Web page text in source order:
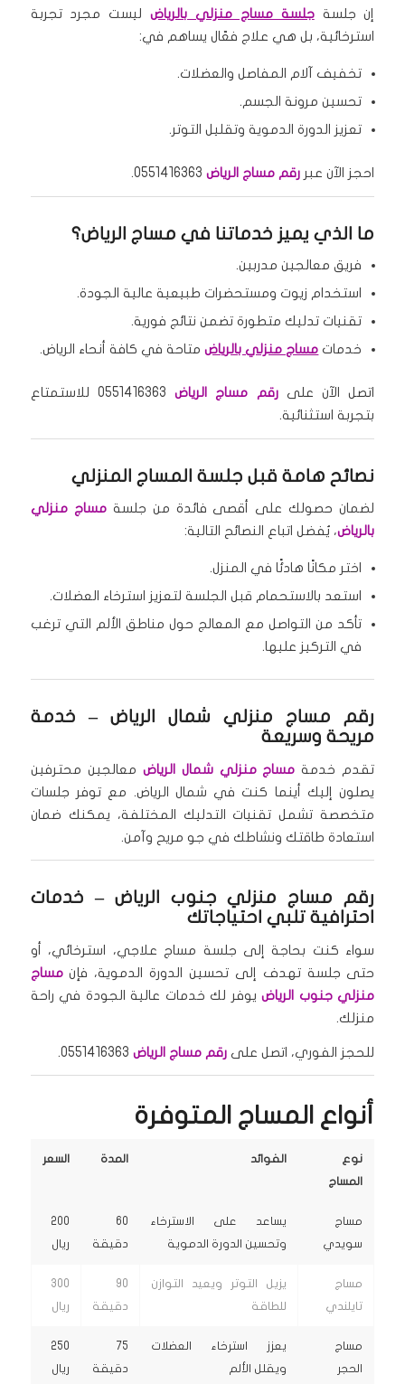
إن جلسةجلسة مساج منزلي بالرياضليست مجرد تجربة
استرخائية، بل هي علاج فعّال يساهم في:
تخفيف آلام المفاصل والعضلات.
تحسين مرونة الجسم.
تعزيز الدورة الدموية وتقليل التوتر.
احجز الآن عبر رقم مساج الرياض0551416363.
ما الذي يميز خدماتنا في مساج الرياض؟
فريق معالجين مدربين.
استخدام زيوت ومستحضرات طبيعية عالية الجودة.
تقنيات تدليك متطورة تضمن نتائج فورية.
خدمات مساج منزلي بالرياضمتاحة في كافة أنحاء الرياض.
اتصل الآن علىرقم مساج الرياض
0551416363 للاستمتاع
بتجربة استثنائية.
نصائح هامة قبل جلسة المساج المنزلي
لضمان حصولك على أقصى فائدة من جلسةمساج منزلي
بالرياض، يُفضل اتباع النصائح التالية:
اختر مكانًا هادئًا في المنزل.
استعد بالاستحمام قبل الجلسة لتعزيز استرخاء العضلات.
تأكد من التواصل مع المعالج حول مناطق الألم التي ترغب
في التركيز عليها.
رقم مساج منزلي شمال الرياض – خدمة
مريحة وسريعة
تقدم خدمة مساج منزلي شمال الرياض معالجين محترفين
يصلون إليك أينما كنت في شمال الرياض. مع توفر جلسات
متخصصة تشمل تقنيات التدليك المختلفة، يمكنك ضمان
استعادة طاقتك ونشاطك في جو مريح وآمن.
رقم مساج منزلي جنوب الرياض – خدمات
احترافية تلبي احتياجاتك
سواء كنت بحاجة إلى جلسة مساج علاجي، استرخائي، أو
حتى جلسة تهدف إلى تحسين الدورة الدموية، فإنمساج
منزلي جنوب الرياضيوفر لك خدمات عالية الجودة في راحة
منزلك.
للحجز الفوري، اتصل على رقم مساج الرياض0551416363.
أنواع المساج المتوفرة
نوع
المساج
الفوائد المدة السعر
مساج
سويدي
يساعد على الاسترخاء
وتحسين الدورة الدموية
60
دقيقة
200
ريال
مساج
تايلندي
يزيل التوتر ويعيد التوازن
للطاقة
90
دقيقة
300
ريال
مساج
الحجر
يعزز استرخاء العضلات
ويقلل الألم
75
دقيقة
250
ريال